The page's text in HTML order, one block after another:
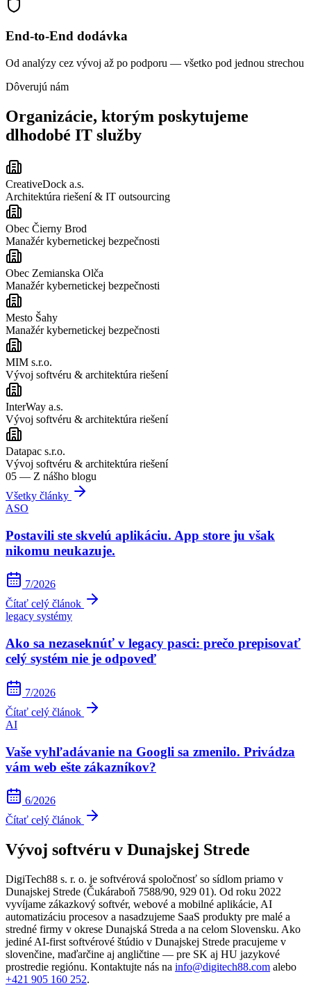
End-to-End dodávka
Od analýzy cez vývoj až po podporu — všetko pod jednou strechou
Dôverujú nám
Organizácie, ktorým poskytujeme
dlhodobé IT služby
CreativeDock a.s.
Architektúra riešení & IT outsourcing
Obec Čierny Brod
Manažér kybernetickej bezpečnosti
Obec Zemianska Olča
Manažér kybernetickej bezpečnosti
Mesto Šahy
Manažér kybernetickej bezpečnosti
MIM s.r.o.
Vývoj softvéru & architektúra riešení
InterWay a.s.
Vývoj softvéru & architektúra riešení
Datapac s.r.o.
Vývoj softvéru & architektúra riešení
05 — Z nášho blogu
Všetky články
ASO
Postavili ste skvelú aplikáciu. App store ju však
nikomu neukazuje.
7/2026
Čítať celý článok
legacy systémy
Ako sa nezaseknúť v legacy pasci: prečo prepisovať
celý systém nie je odpoveď
7/2026
Čítať celý článok
AI
Vaše vyhľadávanie na Googli sa zmenilo. Privádza
vám web ešte zákazníkov?
6/2026
Čítať celý článok
Vývoj softvéru v Dunajskej Strede
DigiTech88 s. r. o. je softvérová spoločnosť so sídlom priamo v
Dunajskej Strede (Čukáraboň 7588/90, 929 01). Od roku 2022
vyvíjame zákazkový softvér, webové a mobilné aplikácie, AI
automatizáciu procesov a nasadzujeme SaaS produkty pre malé a
stredné firmy v okrese Dunajská Streda a na celom Slovensku. Ako
jediné AI-first softvérové štúdio v Dunajskej Strede pracujeme v
slovenčine, maďarčine aj angličtine — pre SK aj HU jazykové
prostredie regiónu. Kontaktujte nás na info@digitech88.com alebo
+421 905 160 252.